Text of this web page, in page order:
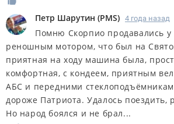
Петр Шарутин (PMS) 4 года назад
Помню Скорпио продавались у
реношным мотором, что был на
приятная на ходу машина была,
комфортная, с кондеем, приятным
АБС и передними
дороже Патриота. Удалось поездить,
Но народ боялся и не брал...